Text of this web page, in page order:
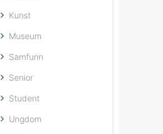
Kunst
Museum
Samfunn
Senior
Student
Ungdom